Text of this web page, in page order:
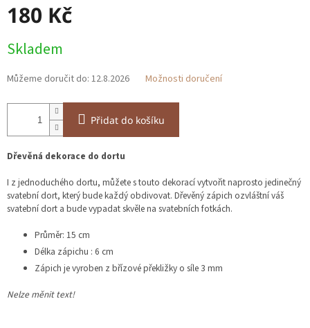
180 Kč
cena:
Skladem
Můžeme doručit do: 12.8.2026 Možnosti doručení
Přidat do košíku
Dřevěná dekorace do dortu
I z jednoduchého dortu, můžete s touto dekorací vytvořit naprosto jedinečný
svatební dort, který bude každý obdivovat. Dřevěný zápich ozvláštní váš
svatební dort a bude vypadat skvěle na svatebních fotkách.
Průměr: 15 cm
Délka zápichu : 6 cm
Zápich je vyroben z břízové překližky o síle 3 mm
Nelze měnit text!